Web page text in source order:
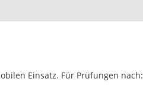
Ein­satz. Für Prü­fun­gen nach: